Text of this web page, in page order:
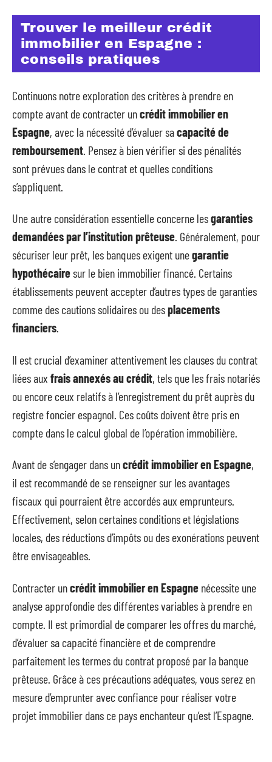
Trouver le meilleur crédit
immobilier en Espagne :
conseils pratiques
Continuons notre exploration des critères à prendre en
compte avant de contracter uncrédit immobilier en
Espagne, avec la nécessité d’évaluer sacapacité de
remboursement. Pensez à bien vérifier si des pénalités
sont prévues dans le contrat et quelles conditions
s’appliquent.
Une autre considération essentielle concerne lesgaranties
demandées par l’institution prêteuse. Généralement, pour
sécuriser leur prêt, les banques exigent unegarantie
hypothécairesur le bien immobilier financé. Certains
établissements peuvent accepter d’autres types de garanties
comme des cautions solidaires ou desplacements
financiers.
Il est crucial d’examiner attentivement les clauses du contrat
liées aux frais annexés au crédit, tels que les frais notariés
ou encore ceux relatifs à l’enregistrement du prêt auprès du
registre foncier espagnol. Ces coûts doivent être pris en
compte dans le calcul global de l’opération immobilière.
Avant de s’engager dans uncrédit immobilier en Espagne,
il est recommandé de se renseigner sur les avantages
fiscaux qui pourraient être accordés aux emprunteurs.
Effectivement, selon certaines conditions et législations
locales, des réductions d’impôts ou des exonérations peuvent
être envisageables.
Contracter uncrédit immobilier en Espagne nécessite une
analyse approfondie des différentes variables à prendre en
compte. Il est primordial de comparer les offres du marché,
d’évaluer sa capacité financière et de comprendre
parfaitement les termes du contrat proposé par la banque
prêteuse. Grâce à ces précautions adéquates, vous serez en
mesure d’emprunter avec confiance pour réaliser votre
projet immobilier dans ce pays enchanteur qu’est l’Espagne.